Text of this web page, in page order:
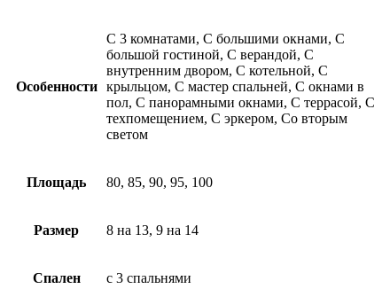
Особенности
С 3 комнатами, С большими окнами, С
большой гостиной, С верандой, С
внутренним двором, С котельной, С
крыльцом, С мастер спальней, С окнами в
пол, С панорамными окнами, С террасой, С
техпомещением, С эркером, Со вторым
светом
Площадь 80, 85, 90, 95, 100
Размер 8 на 13, 9 на 14
Спален с 3 спальнями